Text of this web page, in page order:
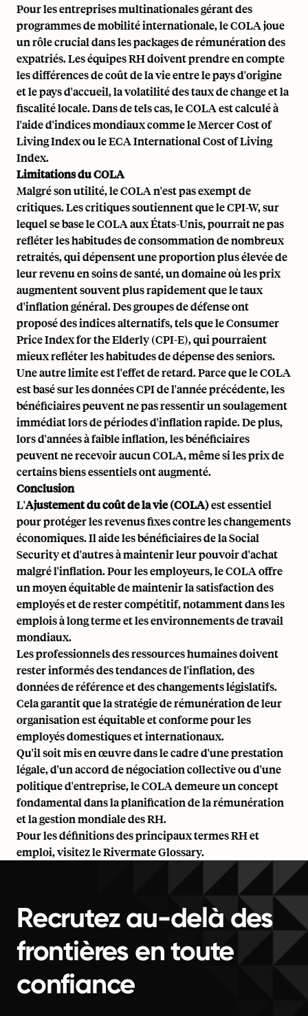
Pour les entreprises multinationales gérant des
programmes demobilité internationale, le COLA joue
un rôle crucial dans les packages de rémunération des
expatriés. Les équipes RH doivent prendre en compte
les différences de coût de la vie entre le pays d'origine
et le pays d'accueil, la volatilité des taux de change et la
fiscalité locale. Dans de tels cas, le COLA est calculé à
l'aide d'indices mondiaux comme leMercer Cost of
Living Indexou leECA International Cost of Living
Index.
Limitations du COLA
Malgré son utilité, le COLA n'est pas exempt de
critiques. Les critiques soutiennent que le CPI-W, sur
lequel se base le COLA aux États-Unis, pourrait ne pas
refléter les habitudes de consommation de nombreux
retraités, qui dépensent une proportion plus élevée de
leur revenu en soins de santé, un domaine où les prix
augmentent souvent plus rapidement que le taux
d'inflation général. Des groupes de défense ont
proposé des indices alternatifs, tels que leConsumer
Price Index for the Elderly (CPI-E), qui pourraient
mieux refléter les habitudes de dépense des seniors.
Une autre limite est l'effet de retard. Parce que le COLA
est basé sur les données CPI de l'année précédente, les
bénéficiaires peuvent ne pas ressentir un soulagement
immédiat lors de périodes d'inflation rapide. De plus,
lors d'années à faible inflation, les bénéficiaires
peuvent ne recevoir aucun COLA, même si les prix de
certains biens essentiels ont augmenté.
Conclusion
L'Ajustement du coût de la vie (COLA)est essentiel
pour protéger les revenus fixes contre les changements
économiques. Il aide les bénéficiaires de la Social
Security et d'autres à maintenir leur pouvoir d'achat
malgré l'inflation. Pour les employeurs, le COLA offre
un moyen équitable de maintenir la satisfaction des
employés et de rester compétitif, notamment dans les
emplois à long terme et les environnements de travail
mondiaux.
Les professionnels des ressources humaines doivent
rester informés des tendances de l'inflation, des
données de référence et des changements législatifs.
Cela garantit que la stratégie de rémunération de leur
organisation est équitable et conforme pour les
employés domestiques et internationaux.
Qu'il soit mis en œuvre dans le cadre d'une prestation
légale, d'un accord de négociation collective ou d'une
politique d'entreprise, le COLA demeure un concept
fondamental dansla planification de la rémunération
et la gestion mondiale des RH.
Pour les définitions des principaux termes RH et
emploi, visitez leRivermate Glossary.
Recrutez au-delà des
frontières en toute
confiance